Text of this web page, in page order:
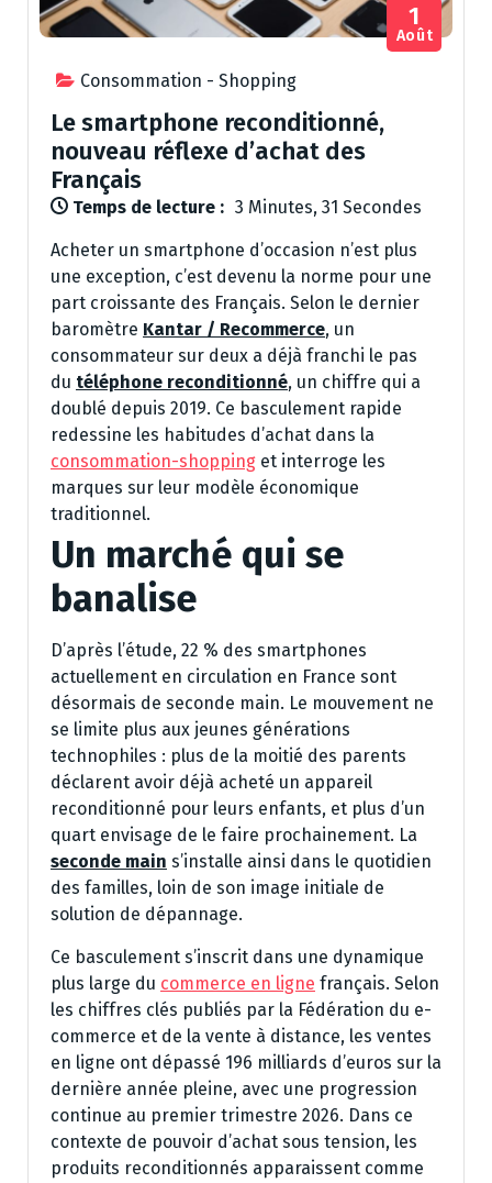
Consommation - Shopping
1
Août
Le smartphone reconditionné,
nouveau réflexe d’achat des
Français
Temps de lecture : 3 Minutes, 31 Secondes
Acheter un smartphone d’occasion n’est plus
une exception, c’est devenu la norme pour une
part croissante des Français. Selon le dernier
baromètre Kantar / Recommerce, un
consommateur sur deux a déjà franchi le pas
du téléphone reconditionné, un chiffre qui a
doublé depuis 2019. Ce basculement rapide
redessine les habitudes d’achat dans la
consommation-shopping et interroge les
marques sur leur modèle économique
traditionnel.
Un marché qui se
banalise
D’après l’étude, 22 % des smartphones
actuellement en circulation en France sont
désormais de seconde main. Le mouvement ne
se limite plus aux jeunes générations
technophiles : plus de la moitié des parents
déclarent avoir déjà acheté un appareil
reconditionné pour leurs enfants, et plus d’un
quart envisage de le faire prochainement. La
seconde main s’installe ainsi dans le quotidien
des familles, loin de son image initiale de
solution de dépannage.
Ce basculement s’inscrit dans une dynamique
plus large du commerce en ligne français. Selon
les chiffres clés publiés par la Fédération du e-
commerce et de la vente à distance, les ventes
en ligne ont dépassé 196 milliards d’euros sur la
dernière année pleine, avec une progression
continue au premier trimestre 2026. Dans ce
contexte de pouvoir d’achat sous tension, les
produits reconditionnés apparaissent comme